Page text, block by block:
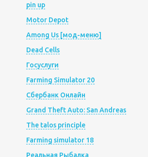
pin up
Motor Depot
Among Us [мод-меню]
Dead Cells
Госуслуги
Farming Simulator 20
Сбербанк Онлайн
Grand Theft Auto: San Andreas
The talos principle
Farming simulator 18
Реальная Рыбалка